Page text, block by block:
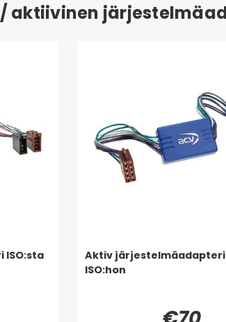
aktiivinen
Aktiv järjestelmäadapteri
ISO:hon